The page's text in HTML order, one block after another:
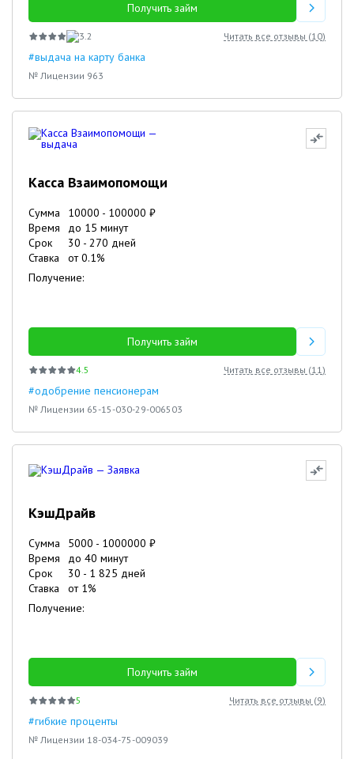
Получить займ
3.2 Читать все отзывы (10)
#выдача на карту банка
№ Лицензии 963
Касса Взаимопомощи
Сумма 10000 - 100000 ₽
Время
до 15 минут
Срок
30 - 270 дней
Ставка
от0.1%
Получение:
Получить займ
4.5 Читать все отзывы (11)
#одобрение пенсионерам
№ Лицензии 65-15-030-29-006503
КэшДрайв
Сумма 5000 - 1000000 ₽
Время
до 40 минут
Срок
30 - 1 825 дней
Ставка
от 1%
Получение:
Получить займ
5 Читать все отзывы (9)
#гибкие проценты
№ Лицензии 18-034-75-009039